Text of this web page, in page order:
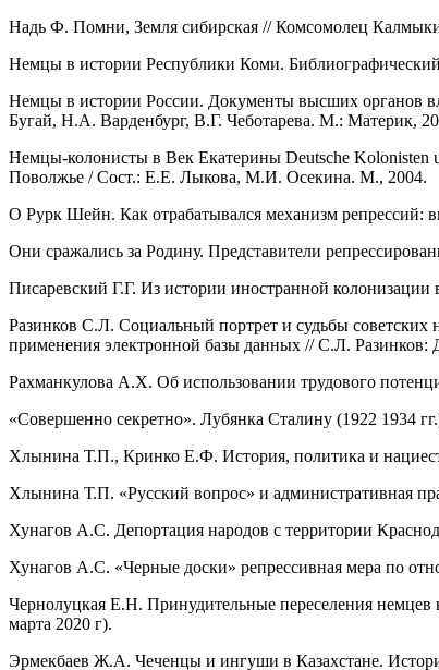
Надь Ф. Помни, Земля сибирская // Комсомолец
Немцы в истории Республики Коми.
Немцы в истории России. Документы высших органов
Бугай, Н.А. Варденбург, В.Г. Чеботарева. М.: Материк,
Немцы-колонисты в Век Екатерины Deutsche Kolonisten
Поволжье / Сост.: Е.Е. Лыкова, М.И. Осекина. М., 2004.
О Рурк Шейн. Как отрабатывался механизм репрессий:
Они сражались за Родину. Представители
Писаревский Г.Г. Из истории иностранной
Разинков С.Л. Социальный портрет и судьбы советских
применения электронной базы данных // С.Л. Разинков:
Рахманкулова А.Х. Об использовании трудового
«Совершенно секретно». Лубянка Сталину (1922 1934
Хлынина Т.П., Кринко Е.Ф. История, политика и
Хлынина Т.П. «Русский вопрос» и административная
Хунагов А.С. Депортация народов с территории
Хунагов А.С. «Черные доски» репрессивная мера по
Чернолуцкая Е.Н. Принудительные переселения немцев
марта 2020 г).
Эрмекбаев Ж.А. Чеченцы и ингуши в Казахстане.